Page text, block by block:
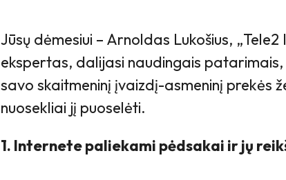
Jūsų dėmesiui – Arnoldas Lukošius, „Tele2
ekspertas, dalijasi naudingais
savo skaitmeninį įvaizdį-asmeninį prekės
nuosekliai jį puoselėti.
1. Internete paliekami pėdsakai ir jų